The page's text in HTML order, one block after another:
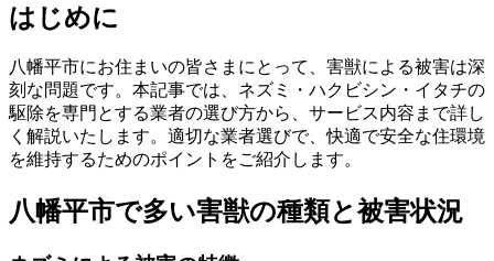
はじめに
八幡平市にお住まいの皆さまにとって、害獣による被害は深
刻な問題です。本記事では、ネズミ・ハクビシン・イタチの
駆除を専門とする業者の選び方から、サービス内容まで詳し
く解説いたします。適切な業者選びで、快適で安全な住環境
を維持するためのポイントをご紹介します。
八幡平市で多い害獣の種類と被害状況